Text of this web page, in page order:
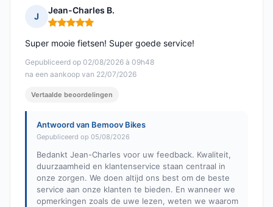
J
Jean-Charles B.
Opmerking: 5 van 5
Gepubliceerd op 02/08/2026 à 09h48
na een aankoop van 22/07/2026
Super mooie fietsen! Super goede service!
Vertaalde beoordelingen
Antwoord van Bemoov Bikes
Gepubliceerd op 05/08/2026
Bedankt Jean-Charles voor uw feedback. Kwaliteit,
duurzaamheid en klantenservice staan centraal in
onze zorgen. We doen altijd ons best om de beste
service aan onze klanten te bieden. En wanneer we
opmerkingen zoals de uwe lezen, weten we waarom